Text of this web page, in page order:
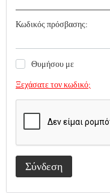
Κωδικός πρόσβασης:
Θυμήσου με
Ξεχάσατε τον κωδικό;
Σύνδεση